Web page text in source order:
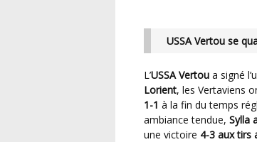
USSA Vertou se
L’USSA Vertou a signé
Lorient, les Vertaviens
1-1 à la fin du temps
ambiance tendue, Sylla
une victoire 4-3 aux tirs